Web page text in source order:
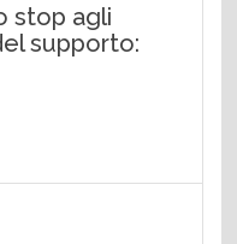
stop agli
supporto: